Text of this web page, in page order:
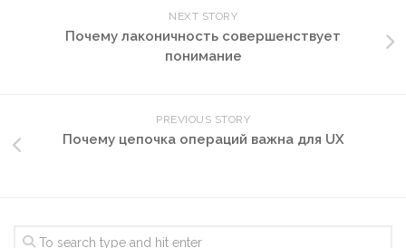
NEXT STORY
Почему лаконичность совершенствует
понимание
PREVIOUS STORY
Почему цепочка операций важна для UX